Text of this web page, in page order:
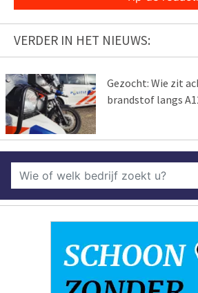
VERDER IN HET NIEUWS:
Gezocht: Wie zit
brandstof langs